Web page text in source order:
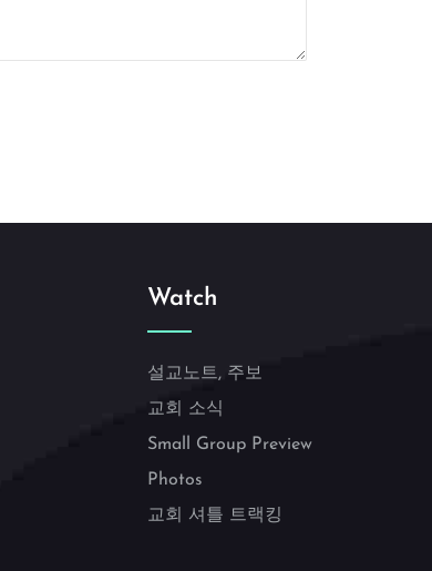
Watch
설교노트, 주보
교회 소식
Small Group Preview
Photos
교회 셔틀 트랙킹